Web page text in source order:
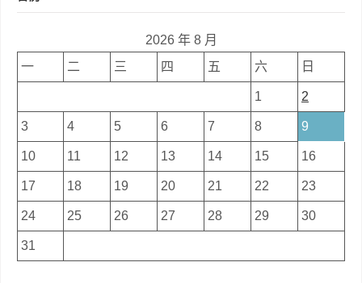
2026 年 8 月
一
二 三 四 五 六 日
1 2
3 4 5 6 7 8 9
10 11 12 13 14 15 16
17 18 19 20 21 22 23
24 25 26 27 28 29 30
31